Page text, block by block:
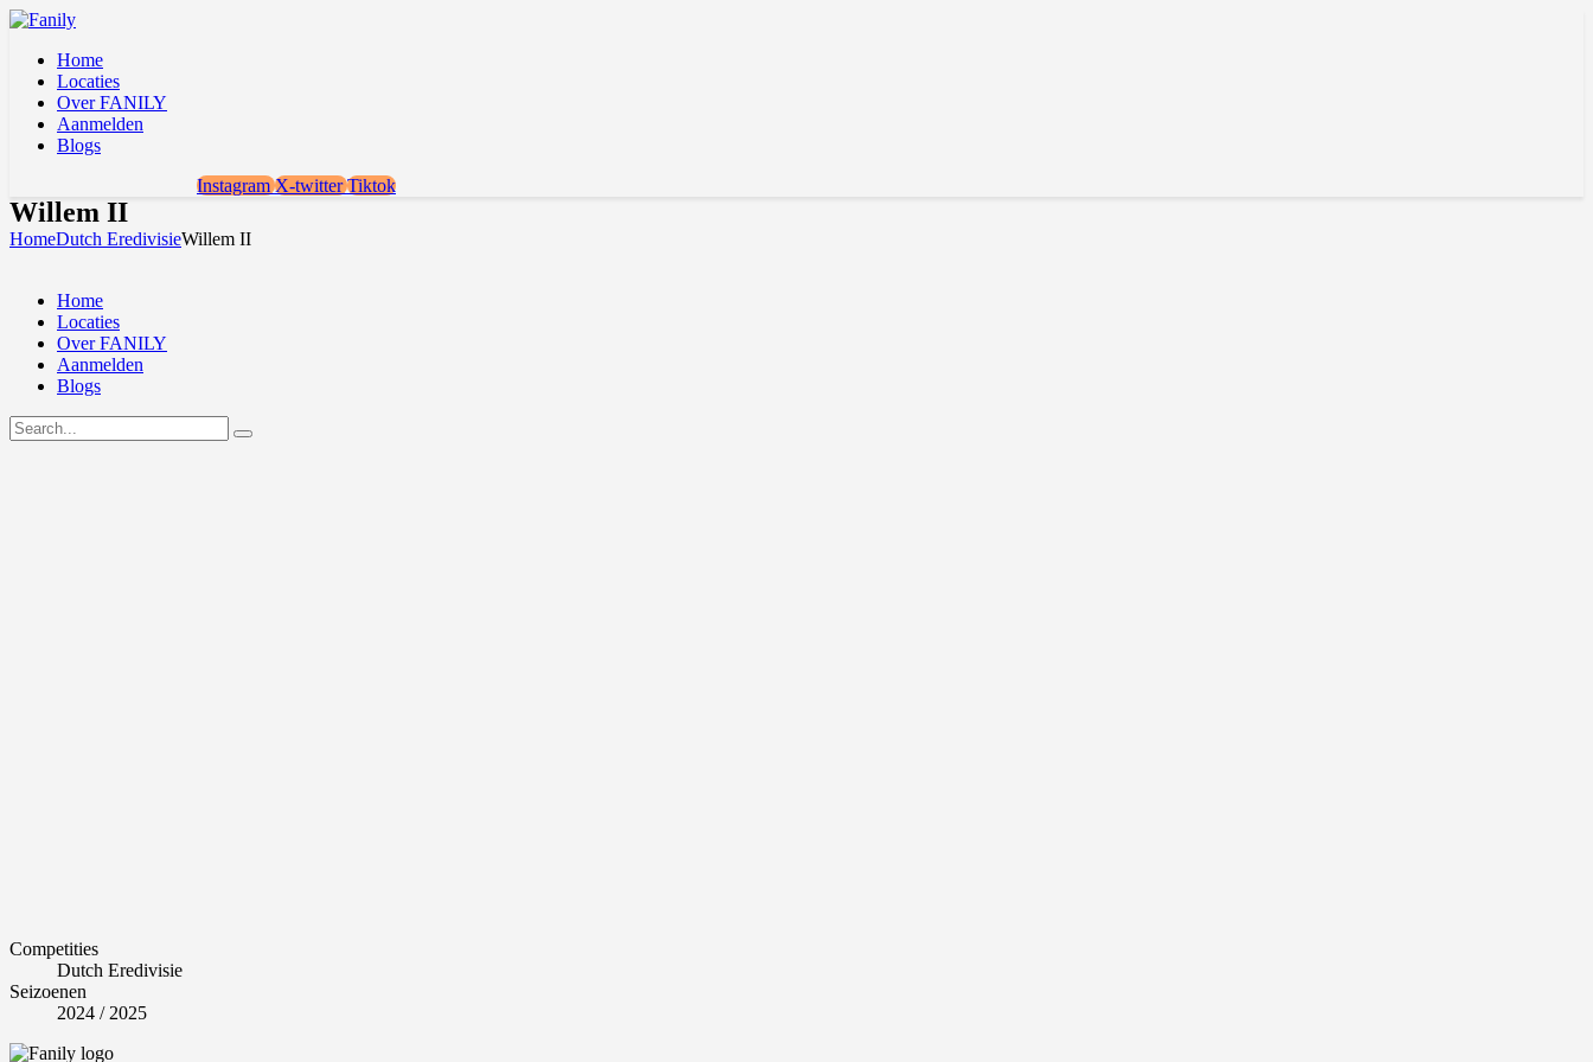
Home
Locaties
Over FANILY
Aanmelden
Blogs
Instagram X-twitter Tiktok
Willem II
HomeDutch EredivisieWillem II
Home
Locaties
Over FANILY
Aanmelden
Blogs
Competities
Dutch Eredivisie
Seizoenen
2024 / 2025